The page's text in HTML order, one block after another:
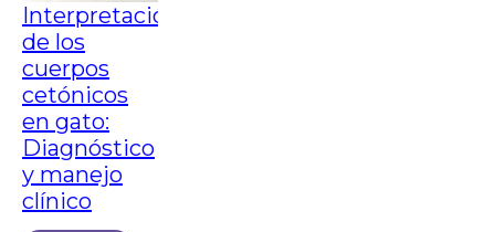
Interpretación
de los
cuerpos
cetónicos
en gato:
Diagnóstico
y manejo
clínico